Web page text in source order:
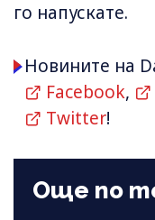
го напускате.
Новините на
Facebook,
Twitter!
Още по